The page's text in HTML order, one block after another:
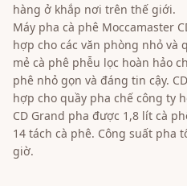
hàng ở khắp nơi trên thế giới.
Máy pha cà phê Moccamaster
hợp cho các văn phòng nhỏ và
mẻ cà phê phễu lọc hoàn hảo
phê nhỏ gọn và đáng tin cậy.
hợp cho quầy pha chế công ty
CD Grand pha được 1,8 lít cà
14 tách cà phê. Công suất pha
giờ.